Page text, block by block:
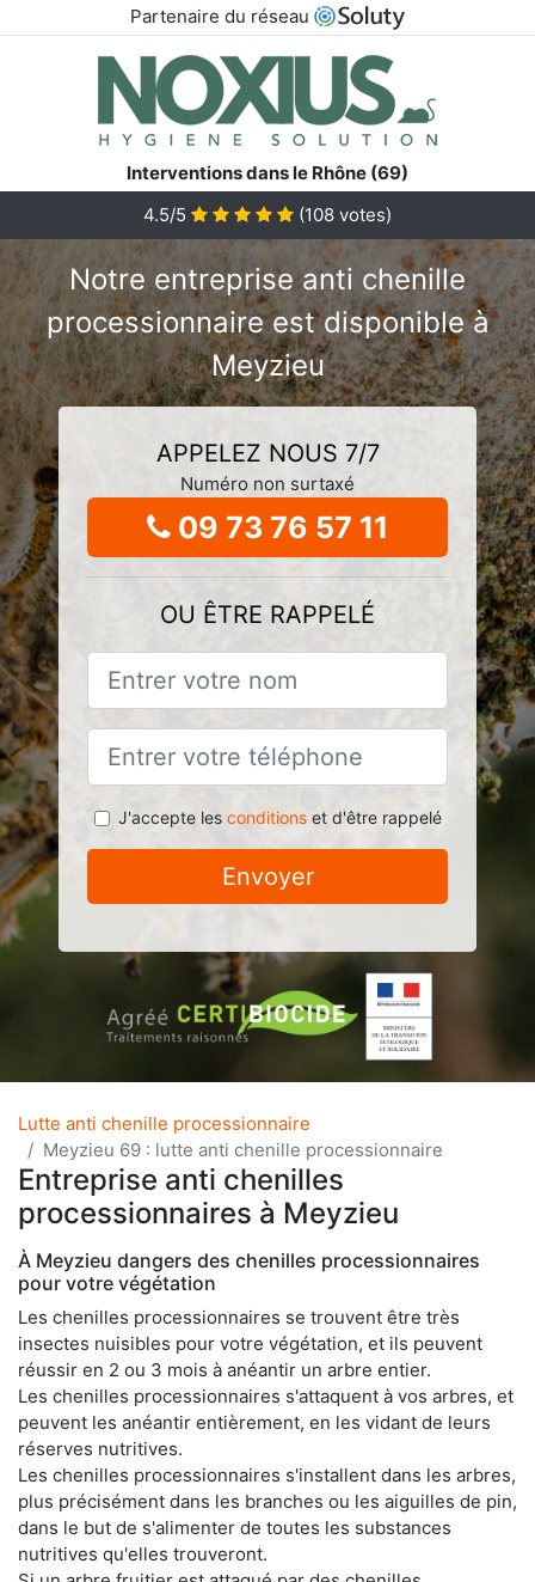
Partenaire du réseau
Interventions dans le Rhône (69)
4.5/5
(108 votes)
Notre entreprise anti chenille
processionnaire est disponible à
Meyzieu
APPELEZ NOUS 7/7
Numéro non surtaxé
09 73 76 57 11
OU ÊTRE RAPPELÉ
J'accepte les conditionset d'être rappelé
Envoyer
Lutte anti chenille processionnaire
Meyzieu 69 : lutte anti chenille processionnaire
Entreprise anti chenilles
processionnaires à Meyzieu
À Meyzieu dangers des chenilles processionnaires
pour votre végétation
Les chenilles processionnaires se trouvent être très
insectes nuisibles pour votre végétation, et ils peuvent
réussir en 2 ou 3 mois à anéantir un arbre entier.
Les chenilles processionnaires s'attaquent à vos arbres, et
peuvent les anéantir entièrement, en les vidant de leurs
réserves nutritives.
Les chenilles processionnaires s'installent dans les arbres,
plus précisément dans les branches ou les aiguilles de pin,
dans le but de s'alimenter de toutes les substances
nutritives qu'elles trouveront.